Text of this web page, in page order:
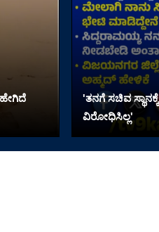
'ತನಗೆ ಸಚಿವ
ವಿರೋಧಿಸಿಲ್ಲ'